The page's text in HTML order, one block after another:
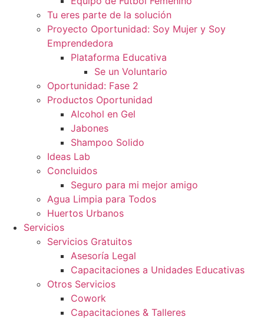
Tu eres parte de la solución
Proyecto Oportunidad: Soy Mujer y Soy
Emprendedora
Plataforma Educativa
Se un Voluntario
Oportunidad: Fase 2
Productos Oportunidad
Alcohol en Gel
Jabones
Shampoo Solido
Ideas Lab
Concluidos
Seguro para mi mejor amigo
Agua Limpia para Todos
Huertos Urbanos
Servicios
Servicios Gratuitos
Asesoría Legal
Capacitaciones a Unidades Educativas
Otros Servicios
Cowork
Capacitaciones & Talleres